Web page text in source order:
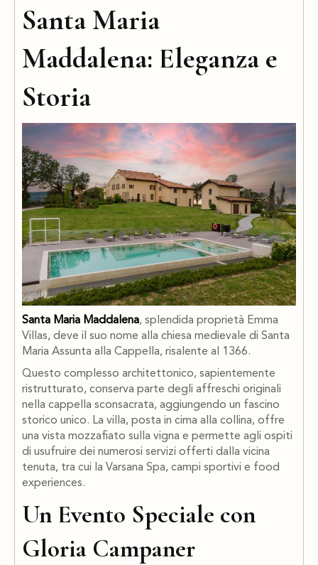
Santa Maria
Maddalena: Eleganza e
Storia
Santa Maria Maddalena, splendida proprietà Emma
Villas, deve il suo nome alla chiesa medievale di Santa
Maria Assunta alla Cappella, risalente al 1366.
Questo complesso architettonico, sapientemente
ristrutturato, conserva parte degli affreschi originali
nella cappella sconsacrata, aggiungendo un fascino
storico unico. La villa, posta in cima alla collina, offre
una vista mozzafiato sulla vigna e permette agli ospiti
di usufruire dei numerosi servizi offerti dalla vicina
tenuta, tra cui la Varsana Spa, campi sportivi e food
experiences.
Un Evento Speciale con
Gloria Campaner